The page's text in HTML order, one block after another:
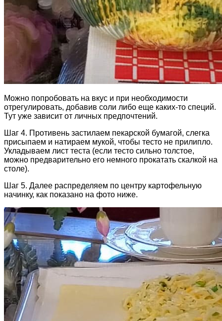
Можно попробовать на вкус и при необходимости
отрегулировать, добавив соли либо еще каких-то специй.
Тут уже зависит от личных предпочтений.
Шаг 4. Противень застилаем пекарской бумагой, слегка
присыпаем и натираем мукой, чтобы тесто не прилипло.
Укладываем лист теста (если тесто сильно толстое,
можно предварительно его немного прокатать скалкой на
столе).
Шаг 5. Далее распределяем по центру картофельную
начинку, как показано на фото ниже.